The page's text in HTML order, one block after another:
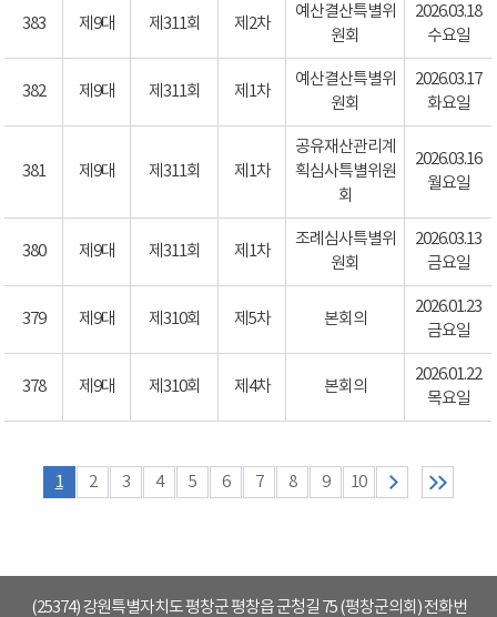
383 제9대 제311회 제2차
예산결산특별위
원회
2026.03.18
수요일
382 제9대 제311회 제1차
예산결산특별위
원회
2026.03.17
화요일
381 제9대 제311회 제1차
공유재산관리계
획심사특별위원
회
2026.03.16
월요일
380 제9대 제311회 제1차
조례심사특별위
원회
2026.03.13
금요일
379 제9대 제310회 제5차 본회의
2026.01.23
금요일
378 제9대 제310회 제4차 본회의
2026.01.22
목요일
1 2 3 4 5 6 7 8 9 10
(25374) 강원특별자치도 평창군 평창읍 군청길 75 (평창군의회) 전화번